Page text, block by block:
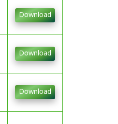
Download
Download
Download